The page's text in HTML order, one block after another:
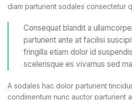
diam parturient sodales consectetur
Consequat blandit a
parturient ante at facilisi
fringilla etiam dolor id
scelerisque es vivamus sed
A sodales hac dolor parturient
condimentum nunc auctor parturient